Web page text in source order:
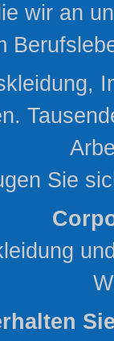
wir an
Sie